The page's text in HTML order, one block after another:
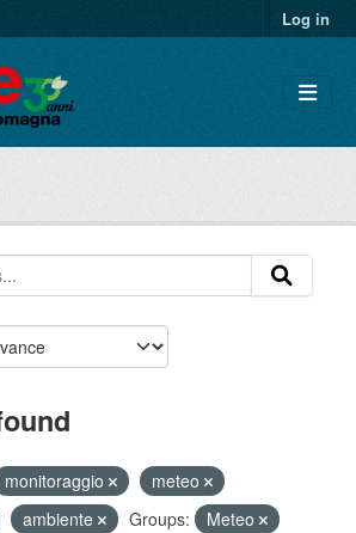
Log in
monitoraggio
meteo
ambiente Groups:
Meteo